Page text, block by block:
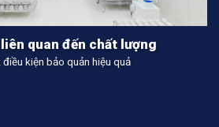
quan đến chất lượng
kiện bảo quản hiệu quả